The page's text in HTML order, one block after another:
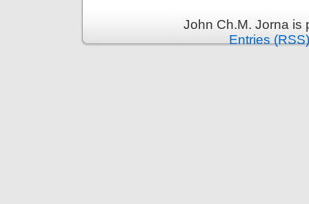
John Ch.M. Jorna
Entries (RSS)